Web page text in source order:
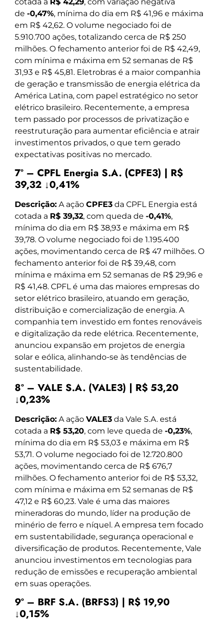
de -0,47%, mínima do dia em R$ 41,96 e máxima
em R$ 42,62. O volume negociado foi de
5.910.700 ações, totalizando cerca de R$ 250
milhões. O fechamento anterior foi de R$ 42,49,
com mínima e máxima em 52 semanas de R$
31,93 e R$ 45,81. Eletrobras é a maior companhia
de geração e transmissão de energia elétrica da
América Latina, com papel estratégico no setor
elétrico brasileiro. Recentemente, a empresa
tem passado por processos de privatização e
reestruturação para aumentar eficiência e atrair
investimentos privados, o que tem gerado
expectativas positivas no mercado.
7º – CPFL Energia S.A. (CPFE3) | R$
39,32 ↓0,41%
Descrição: A ação CPFE3 da CPFL Energia está
cotada a R$ 39,32, com queda de -0,41%,
mínima do dia em R$ 38,93 e máxima em R$
39,78. O volume negociado foi de 1.195.400
ações, movimentando cerca de R$ 47 milhões. O
fechamento anterior foi de R$ 39,48, com
mínima e máxima em 52 semanas de R$ 29,96 e
R$ 41,48. CPFL é uma das maiores empresas do
setor elétrico brasileiro, atuando em geração,
distribuição e comercialização de energia. A
companhia tem investido em fontes renováveis
e digitalização da rede elétrica. Recentemente,
anunciou expansão em projetos de energia
solar e eólica, alinhando-se às tendências de
sustentabilidade.
8º – VALE S.A. (VALE3) | R$ 53,20
↓0,23%
Descrição: A ação VALE3 da Vale S.A. está
cotada a R$ 53,20, com leve queda de -0,23%,
mínima do dia em R$ 53,03 e máxima em R$
53,71. O volume negociado foi de 12.720.800
ações, movimentando cerca de R$ 676,7
milhões. O fechamento anterior foi de R$ 53,32,
com mínima e máxima em 52 semanas de R$
47,12 e R$ 60,23. Vale é uma das maiores
mineradoras do mundo, líder na produção de
minério de ferro e níquel. A empresa tem focado
em sustentabilidade, segurança operacional e
diversificação de produtos. Recentemente, Vale
anunciou investimentos em tecnologias para
redução de emissões e recuperação ambiental
em suas operações.
9º – BRF S.A. (BRFS3) | R$ 19,90
↓0,15%